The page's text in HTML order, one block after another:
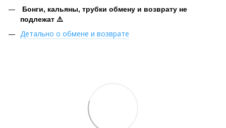
Бонги, кальяны, трубки обмену и возврату не
подлежат ⚠️
Детально о обмене и возврате